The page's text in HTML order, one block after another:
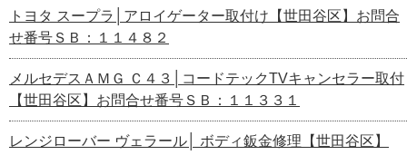
トヨタ スープラ│アロイゲーター取付け【世田谷区】お問合
せ番号ＳＢ：１１４８２
メルセデスＡＭＧ Ｃ４３│コードテックTVキャンセラー取付
【世田谷区】お問合せ番号ＳＢ：１１３３１
レンジローバー ヴェラール│ ボディ鈑金修理【世田谷区】